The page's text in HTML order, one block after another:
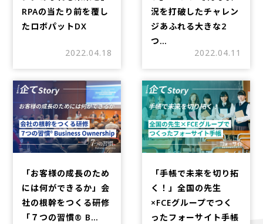
RPAの当たり前を覆し
たロボパットDX
2022.04.18
況を打破したチャレン
ジあふれる大きな2
つ…
2022.04.11
「お客様の成長のため
には何ができるか」会
社の根幹をつくる研修
「７つの習慣®︎ B…
「手帳で未来を切り拓
く！」全国の先生
×FCEグループでつく
ったフォーサイト手帳